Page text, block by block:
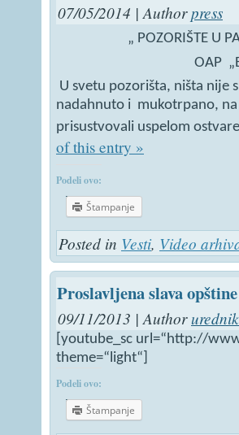
07/05/2014 | Authorpress
„ POZORIŠTE U
OAP
U svetu pozorišta, ništa nije
nadahnuto i mukotrpano,
prisustvovali uspelom
of this entry »
Podeli ovo:
Štampanje
Posted in Vesti, Video
Proslavljena slava opštine
09/11/2013 | Authorurednik
[youtube_sc url=“http://
theme=“light“]
Podeli ovo:
Štampanje